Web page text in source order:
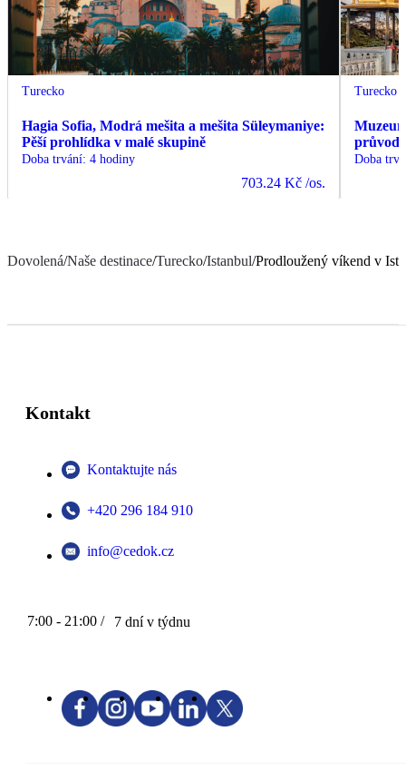
Turecko
Hagia Sofia, Modrá mešita a mešita Süleymaniye:
Pěší prohlídka v malé skupině
Doba trvání: 4 hodiny
703.24 Kč /os.
Turecko
Doba
Dovolená/Naše destinace/Turecko/Istanbul/Prodloužený víkend v
Kontakt
Kontaktujte nás
+420 296 184 910
info@cedok.cz
7:00 - 21:00 / 7 dní v týdnu